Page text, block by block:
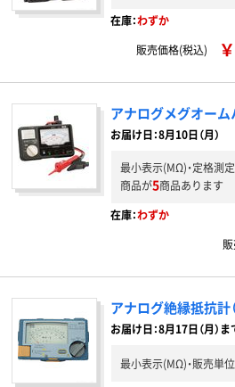
在庫：わずか
販売価格(税込)
アナログメグオーム
お届け日：8月10日（月）
最小表示(MΩ)・定格測
商品が5商品あります
在庫：わずか
アナログ絶縁抵抗計
お届け日：8月17日（月）ま
最小表示(MΩ)・販売単